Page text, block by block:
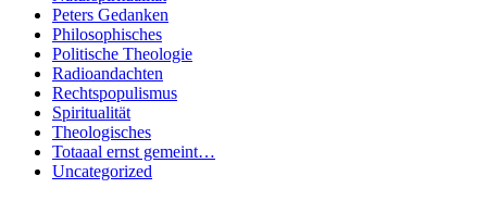
Peters Gedanken
Philosophisches
Politische Theologie
Radioandachten
Rechtspopulismus
Spiritualität
Theologisches
Totaaal ernst gemeint…
Uncategorized